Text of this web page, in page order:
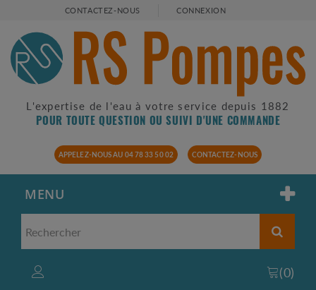
CONTACTEZ-NOUS CONNEXION
L'expertise de l'eau à votre service depuis 1882
POUR TOUTE QUESTION OU SUIVI D'UNE COMMANDE
APPELEZ-NOUS AU 04 78 33 50 02 CONTACTEZ-NOUS
MENU
(0)